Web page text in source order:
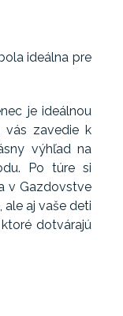
ideálna pre
je ideálnou
vás zavedie k
výhľad na
Po túre si
v Gazdovstve
ale aj vaše deti
dotvárajú